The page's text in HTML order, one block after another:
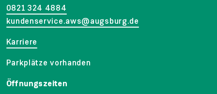
0821 324 4884
kundenservice.aws@augsburg.de
Karriere
Parkplätze vorhanden
Öffnungszeiten